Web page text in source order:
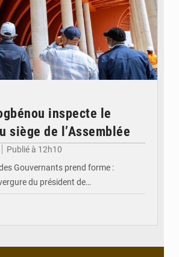
inspecte le
siège de l’Assemblée
Publié à 12h10
Gouvernants prend forme :
du président de…